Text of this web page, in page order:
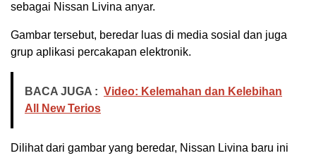
sebagai Nissan Livina anyar.
Gambar tersebut, beredar luas di media sosial dan juga
grup aplikasi percakapan elektronik.
BACA JUGA : Video: Kelemahan dan Kelebihan
All New Terios
Dilihat dari gambar yang beredar, Nissan Livina baru ini